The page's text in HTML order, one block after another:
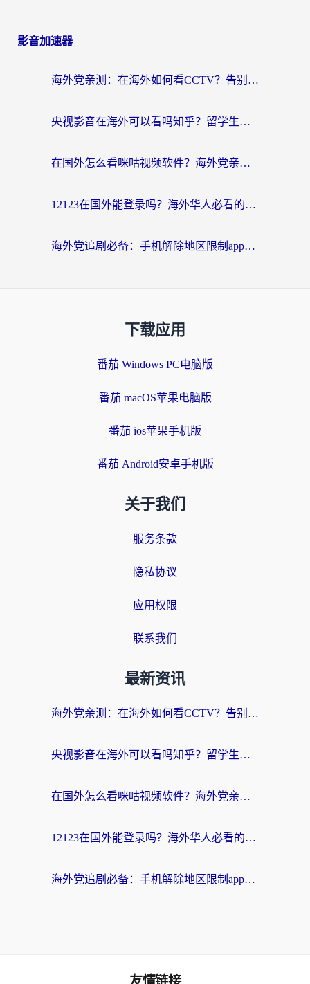
影音加速器
海外党亲测：在海外如何看CCTV？告别“仅限大陆播放”的实用指南
央视影音在海外可以看吗知乎？留学生亲测：3步解决地域限制+追剧自由
在国外怎么看咪咕视频软件？海外党亲测有效的回国加速方案
12123在国外能登录吗？海外华人必看的回国加速实用指南
海外党追剧必备：手机解除地区限制app怎么选？解决央视视频&国内剧地区限制全指南
下载应用
番茄 Windows PC电脑版
番茄 macOS苹果电脑版
番茄 ios苹果手机版
番茄 Android安卓手机版
关于我们
服务条款
隐私协议
应用权限
联系我们
最新资讯
海外党亲测：在海外如何看CCTV？告别“仅限大陆播放”的实用指南
央视影音在海外可以看吗知乎？留学生亲测：3步解决地域限制+追剧自由
在国外怎么看咪咕视频软件？海外党亲测有效的回国加速方案
12123在国外能登录吗？海外华人必看的回国加速实用指南
海外党追剧必备：手机解除地区限制app怎么选？解决央视视频&国内剧地区限制全指南